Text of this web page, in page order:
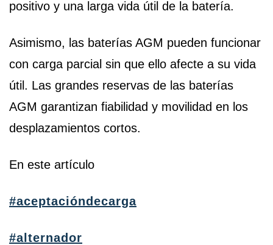
positivo y una larga vida útil de la batería.
Asimismo, las baterías AGM pueden funcionar
con carga parcial sin que ello afecte a su vida
útil. Las grandes reservas de las baterías
AGM garantizan fiabilidad y movilidad en los
desplazamientos cortos.
En este artículo
#aceptacióndecarga
#alternador